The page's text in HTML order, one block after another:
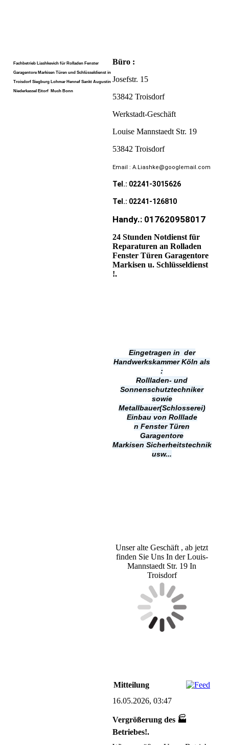
Fachbetrieb Liashkevich für Rolladen Fenster
Garagentore Markisen Türen und Schlüsseldienst in
Troisdorf Siegburg Lohmar Hennef Sankt Augustin
Niederkassel Eitorf Much Bonn
Büro :
Josefstr. 15
53842 Troisdorf
Werkstadt-Geschäft
Louise Mannstaedt Str. 19
53842 Troisdorf
Email : A.Liashke@googlemail.com
Tel.: 02241-3015626
Tel.: 02241-126810
Handy.: 017620958017
24 Stunden Notdienst für
Reparaturen an Rolladen
Fenster Türen Garagentore
Markisen u. Schlüsseldienst
!.
Eingetragen in der
Handwerkskammer Köln als
:
Rollladen- und
Sonnenschutztechniker
sowie
Metallbauer(Schlosserei)
Einbau von Rolllade
nFenster Türen
Garagentore
Markisen Sicherheitstechnik
usw...
Unser alte Geschäft , ab jetzt
finden Sie Uns In der Louis-
Mannstaedt Str. 19 In
Troisdorf
Mitteilung
16.05.2026, 03:47
Vergrößerung des 🏭
Betriebes!.